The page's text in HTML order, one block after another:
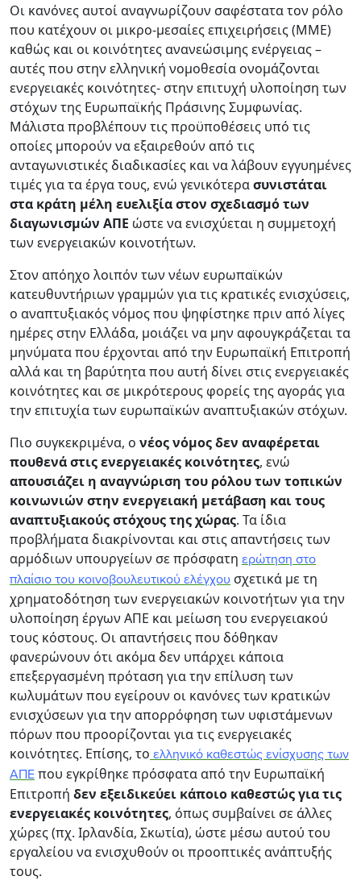
Οι κανόνες αυτοί αναγνωρίζουν σαφέστατα τον ρόλο
που κατέχουν οι μικρο-μεσαίες επιχειρήσεις (ΜΜΕ)
καθώς και οι κοινότητες ανανεώσιμης ενέργειας –
αυτές που στην ελληνική νομοθεσία ονομάζονται
ενεργειακές κοινότητες- στην επιτυχή υλοποίηση των
στόχων της Ευρωπαϊκής Πράσινης Συμφωνίας.
Μάλιστα προβλέπουν τις προϋποθέσεις υπό τις
οποίες μπορούν να εξαιρεθούν από τις
ανταγωνιστικές διαδικασίες και να λάβουν εγγυημένες
τιμές για τα έργα τους, ενώ γενικότερασυνιστάται
στα κράτη μέλη ευελιξία στον σχεδιασμό των
διαγωνισμών ΑΠΕ ώστε να ενισχύεται η συμμετοχή
των ενεργειακών κοινοτήτων.
Στον απόηχο λοιπόν των νέων ευρωπαϊκών
κατευθυντήριων γραμμών για τις κρατικές ενισχύσεις,
ο αναπτυξιακός νόμος που ψηφίστηκε πριν από λίγες
ημέρες στην Ελλάδα, μοιάζει να μην αφουγκράζεται τα
μηνύματα που έρχονται από την Ευρωπαϊκή Επιτροπή
αλλά και τη βαρύτητα που αυτή δίνει στις ενεργειακές
κοινότητες και σε μικρότερους φορείς της αγοράς για
την επιτυχία των ευρωπαϊκών αναπτυξιακών στόχων.
Πιο συγκεκριμένα, ο νέος νόμος δεν αναφέρεται
πουθενά στις ενεργειακές κοινότητες, ενώ
απουσιάζει η αναγνώριση του ρόλου των τοπικών
κοινωνιών στην ενεργειακή μετάβαση και τους
αναπτυξιακούς στόχους της χώρας. Τα ίδια
προβλήματα διακρίνονται και στις απαντήσεις των
αρμόδιων υπουργείων σε πρόσφατη ερώτηση στο
πλαίσιο του κοινοβουλευτικού ελέγχου σχετικά με τη
χρηματοδότηση των ενεργειακών κοινοτήτων για την
υλοποίηση έργων ΑΠΕ και μείωση του ενεργειακού
τους κόστους. Οι απαντήσεις που δόθηκαν
φανερώνουν ότι ακόμα δεν υπάρχει κάποια
επεξεργασμένη πρόταση για την επίλυση των
κωλυμάτων που εγείρουν οι κανόνες των κρατικών
ενισχύσεων για την απορρόφηση των υφιστάμενων
πόρων που προορίζονται για τις ενεργειακές
κοινότητες. Επίσης, το ελληνικό καθεστώς ενίσχυσης των
ΑΠΕ που εγκρίθηκε πρόσφατα από την Ευρωπαϊκή
Επιτροπή δεν εξειδικεύει κάποιο καθεστώς για τις
ενεργειακές κοινότητες, όπως συμβαίνει σε άλλες
χώρες (πχ. Ιρλανδία, Σκωτία), ώστε μέσω αυτού του
εργαλείου να ενισχυθούν οι προοπτικές ανάπτυξής
τους.